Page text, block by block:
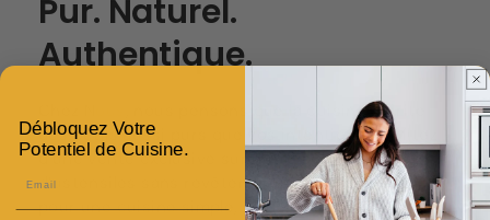
Pur. Naturel.
Authentique.
, nous pensons que la cuisine mérite
des outils aussi purs que vos intentions. Profitez
d’une vente exclusive sur notre sélection
d’ustensiles sans revêtements nocifs, pensés
pour une cuisine simple, saine et authentique.
Débloquez Votre
Potentiel de Cuisine.